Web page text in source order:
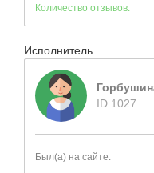
Количество отзывов:
Исполнитель
ID 1027
Был(а) на сайте: